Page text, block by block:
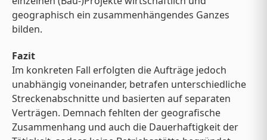
geographisch ein zusammenhängendes Ganzes
bilden.
Fazit
Im konkreten Fall erfolgten die Aufträge jedoch
unabhängig voneinander, betrafen unterschiedliche
Streckenabschnitte und basierten auf separaten
Verträgen. Demnach fehlten der geografische
Zusammenhang und auch die Dauerhaftigkeit der